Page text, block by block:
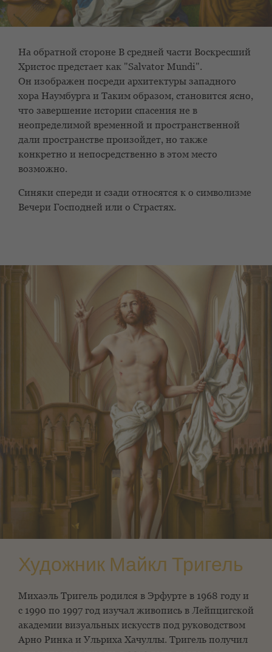
На обратной стороне В средней части Воскресший
Христос предстает как "Salvator Mundi".
Он изображен посреди архитектуры западного
хора Наумбурга и Таким образом, становится ясно,
что завершение истории спасения не в
неопределимой временной и пространственной
дали пространстве произойдет, но также
конкретно и непосредственно в этом место
возможно.
Синяки спереди и сзади относятся к о символизме
Вечери Господней или о Страстях.
Художник Майкл Тригель
Михаэль Тригель родился в Эрфурте в 1968 году и
с 1990 по 1997 год изучал живопись в Лейпцигской
академии визуальных искусств под руководством
Арно Ринка и Ульриха Хачуллы. Тригель получил